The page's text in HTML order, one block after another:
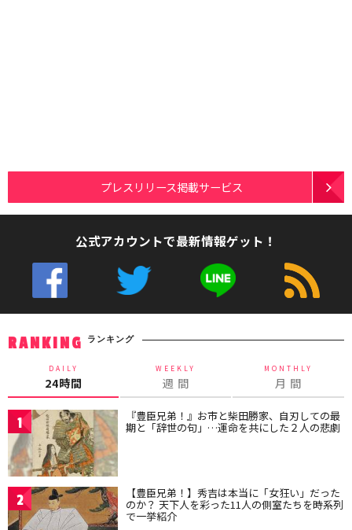
プレスリリース掲載サービス
公式アカウントで最新情報ゲット！
RANKING ランキング
DAILY
24時間
WEEKLY
週 間
MONTHLY
月 間
1 『豊臣兄弟！』お市と柴田勝家、自刃しての最
期と「辞世の句」…運命を共にした２人の悲劇
2 【豊臣兄弟！】秀吉は本当に「女狂い」だった
のか？ 天下人を彩った11人の側室たちを時系列
で一挙紹介